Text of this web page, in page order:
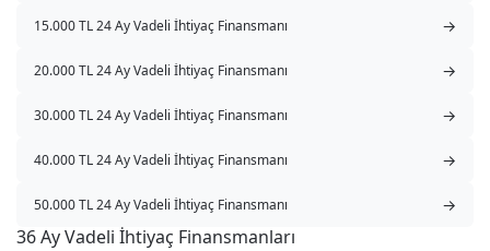
15.000 TL 24 Ay Vadeli İhtiyaç Finansmanı →
20.000 TL 24 Ay Vadeli İhtiyaç Finansmanı →
30.000 TL 24 Ay Vadeli İhtiyaç Finansmanı →
40.000 TL 24 Ay Vadeli İhtiyaç Finansmanı →
50.000 TL 24 Ay Vadeli İhtiyaç Finansmanı →
36 Ay Vadeli İhtiyaç Finansmanları